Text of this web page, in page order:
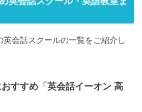
会話スクールの一覧をご紹介し
すすめ「英会話イーオン 高